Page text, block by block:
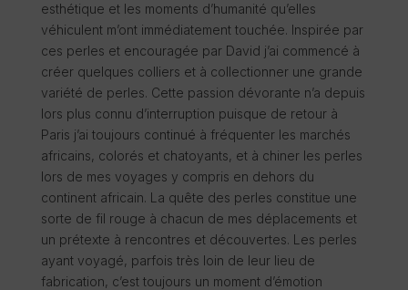
esthétique et les moments d’humanité qu’elles
véhiculent m’ont immédiatement touchée. Inspirée par
ces perles et encouragée par David j’ai commencé à
créer quelques colliers et à collectionner une grande
variété de perles. Cette passion dévorante n’a depuis
lors plus connu d’interruption puisque de retour à
Paris j’ai toujours continué à fréquenter les marchés
africains, colorés et chatoyants, et à chiner les perles
lors de mes voyages y compris en dehors du
continent africain. La quête des perles constitue une
sorte de fil rouge à chacun de mes déplacements et
un prétexte à rencontres et découvertes. Les perles
ayant voyagé, parfois très loin de leur lieu de
fabrication, c’est toujours un moment d’émotion